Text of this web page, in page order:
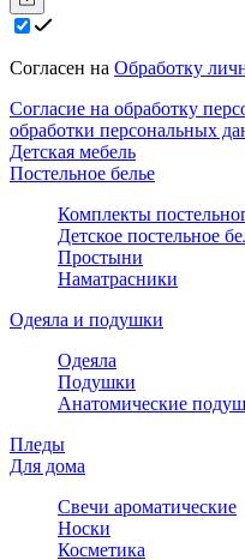
Согласен на Обработку
Согласие на обработку
обработки персональных
Детская мебель
Постельное белье
Комплекты
Детское постельное
Простыни
Наматрасники
Одеяла и подушки
Одеяла
Подушки
Анатомические
Пледы
Для дома
Свечи ароматические
Носки
Косметика